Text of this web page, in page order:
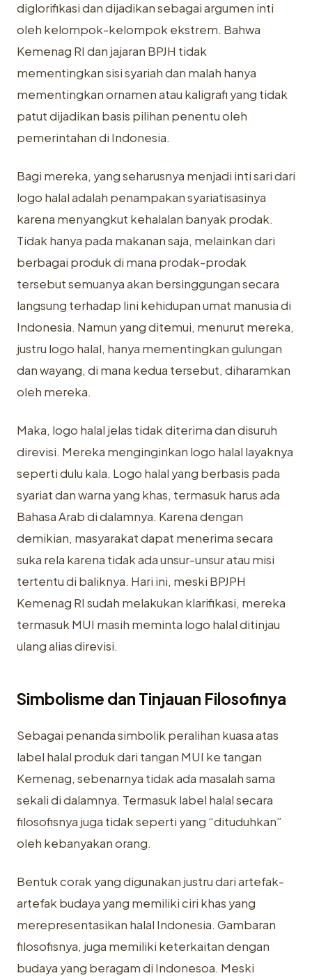
diglorifikasi dan dijadikan sebagai argumen inti
oleh kelompok-kelompok ekstrem. Bahwa
Kemenag RI dan jajaran BPJH tidak
mementingkan sisi syariah dan malah hanya
mementingkan ornamen atau kaligrafi yang tidak
patut dijadikan basis pilihan penentu oleh
pemerintahan di Indonesia.
Bagi mereka, yang seharusnya menjadi inti sari dari
logo halal adalah penampakan syariatisasinya
karena menyangkut kehalalan banyak prodak.
Tidak hanya pada makanan saja, melainkan dari
berbagai produk di mana prodak-prodak
tersebut semuanya akan bersinggungan secara
langsung terhadap lini kehidupan umat manusia di
Indonesia. Namun yang ditemui, menurut mereka,
justru logo halal, hanya mementingkan gulungan
dan wayang, di mana kedua tersebut, diharamkan
oleh mereka.
Maka, logo halal jelas tidak diterima dan disuruh
direvisi. Mereka menginginkan logo halal layaknya
seperti dulu kala. Logo halal yang berbasis pada
syariat dan warna yang khas, termasuk harus ada
Bahasa Arab di dalamnya. Karena dengan
demikian, masyarakat dapat menerima secara
suka rela karena tidak ada unsur-unsur atau misi
tertentu di baliknya. Hari ini, meski BPJPH
Kemenag RI sudah melakukan klarifikasi, mereka
termasuk MUI masih meminta logo halal ditinjau
ulang alias direvisi.
Simbolisme dan Tinjauan Filosofinya
Sebagai penanda simbolik peralihan kuasa atas
label halal produk dari tangan MUI ke tangan
Kemenag, sebenarnya tidak ada masalah sama
sekali di dalamnya. Termasuk label halal secara
filosofisnya juga tidak seperti yang “dituduhkan”
oleh kebanyakan orang.
Bentuk corak yang digunakan justru dari artefak-
artefak budaya yang memiliki ciri khas yang
merepresentasikan halal Indonesia. Gambaran
filosofisnya, juga memiliki keterkaitan dengan
budaya yang beragam di Indonesoa. Meski